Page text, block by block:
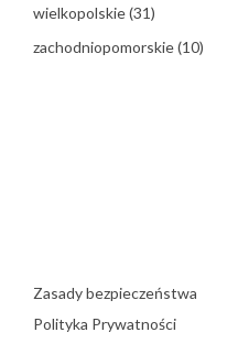
wielkopolskie(31)
zachodniopomorskie(10)
Zasady bezpieczeństwa
Polityka Prywatności